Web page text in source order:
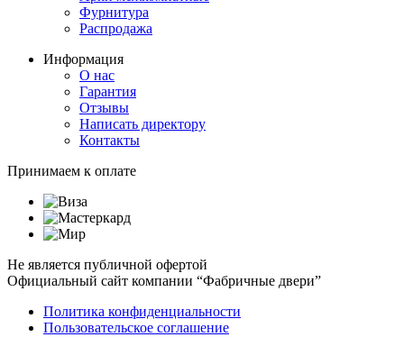
Фурнитура
Распродажа
Информация
О нас
Гарантия
Отзывы
Написать директору
Контакты
Принимаем к оплате
Не является публичной офертой
Официальный сайт компании “Фабричные двери”
Политика конфиденциальности
Пользовательское соглашение